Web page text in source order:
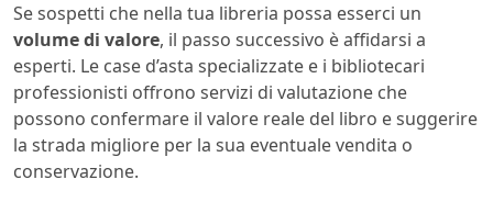
Se sospetti che nella tua libreria possa esserci un
volume di valore, il passo successivo è affidarsi a
esperti. Le case d’asta specializzate e i bibliotecari
professionisti offrono servizi di valutazione che
possono confermare il valore reale del libro e suggerire
la strada migliore per la sua eventuale vendita o
conservazione.